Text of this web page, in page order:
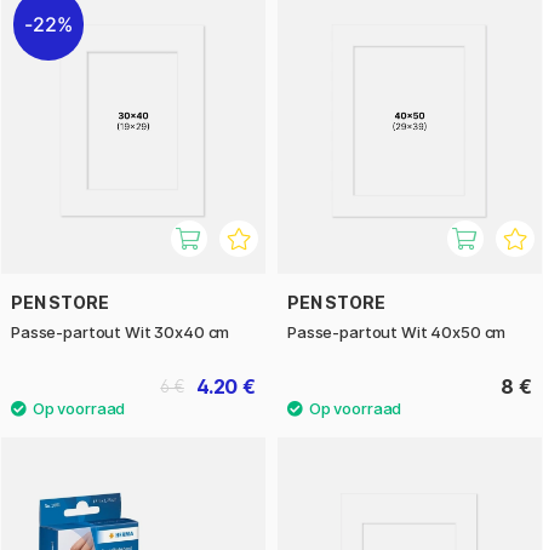
22%
PEN STORE
Passe-partout Wit 30x40 cm
4.20 €
6 €
PEN STORE
Passe-partout Wit 40x50 cm
8 €